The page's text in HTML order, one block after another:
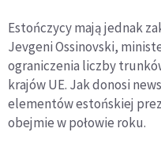
Estończycy mają jednak
Jevgeni Ossinovski,
ograniczenia liczby
krajów UE. Jak donosi
elementów estońskiej
obejmie w połowie roku.